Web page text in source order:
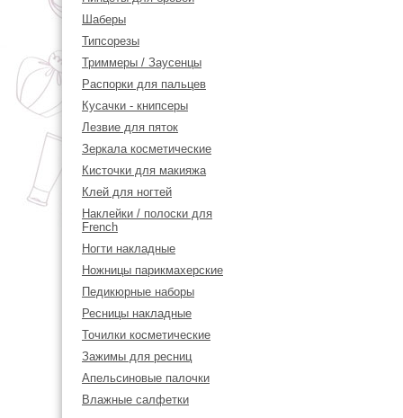
Шаберы
Типсорезы
Триммеры / Заусенцы
Распорки для пальцев
Кусачки - книпсеры
Лезвие для пяток
Зеркала косметические
Кисточки для макияжа
Клей для ногтей
Наклейки / полоски для
French
Ногти накладные
Ножницы парикмахерские
Педикюрные наборы
Ресницы накладные
Точилки косметические
Зажимы для ресниц
Апельсиновые палочки
Влажные салфетки